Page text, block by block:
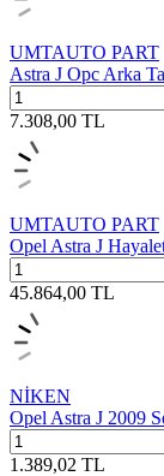
UMTAUTO PART
Astra J Opc Arka
7.308,00 TL
UMTAUTO PART
Opel Astra J
45.864,00 TL
NİKEN
Opel Astra J 2009
1.389,02 TL